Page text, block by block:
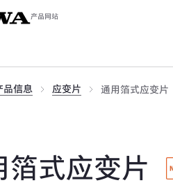
产品网站
品信息 应变片 通用箔式应变片
箔式应变片